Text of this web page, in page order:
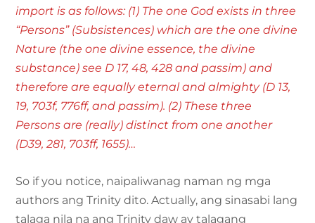
import is as follows: (1) The one God exists in three
“Persons” (Subsistences) which are the one divine
Nature (the one divine essence, the divine
substance) see D 17, 48, 428 and passim) and
therefore are equally eternal and almighty (D 13,
19, 703f, 776ff, and passim). (2) These three
Persons are (really) distinct from one another
(D39, 281, 703ff, 1655)…
So if you notice, naipaliwanag naman ng mga
authors ang Trinity dito. Actually, ang sinasabi lang
talaga nila na ang Trinity daw ay talagang